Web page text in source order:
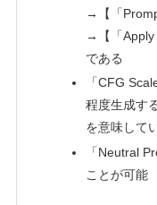
→【「
→【「Apply
である
「CFG
程度生成す
を意味して
「Neutral
ことが可能